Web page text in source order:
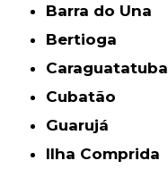
Barra do Una
Bertioga
Caraguatatuba
Cubatão
Guarujá
Ilha Comprida